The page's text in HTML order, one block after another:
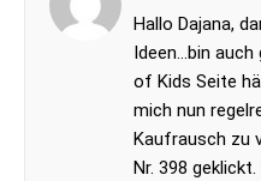
Hallo Dajana,
Ideen…bin
of Kids Seite
mich nun
Kaufrausch zu
Nr. 398